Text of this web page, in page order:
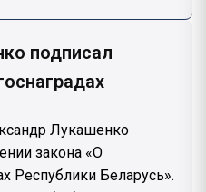
подписал
Лукашенко
закона «О
Республики Беларусь».